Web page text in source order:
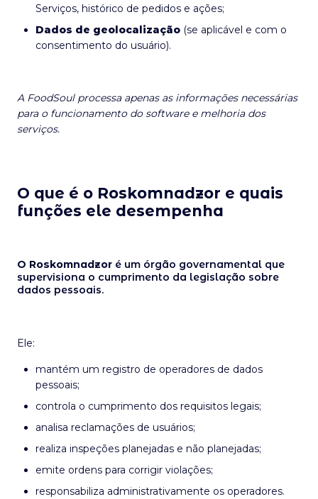
Serviços, histórico de pedidos e ações;
Dados de geolocalização (se aplicável e com o
consentimento do usuário).
A FoodSoul processa apenas as informações necessárias
para o funcionamento do software e melhoria dos
serviços.
O que é o Roskomnadzor e quais
funções ele desempenha
O Roskomnadzor é um órgão governamental que
supervisiona o cumprimento da legislação sobre
dados pessoais.
Ele:
mantém um registro de operadores de dados
pessoais;
controla o cumprimento dos requisitos legais;
analisa reclamações de usuários;
realiza inspeções planejadas e não planejadas;
emite ordens para corrigir violações;
responsabiliza administrativamente os operadores.